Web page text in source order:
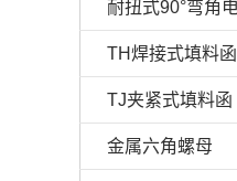
TH焊接式填料函
TJ夹紧式填料函
金属六角螺母